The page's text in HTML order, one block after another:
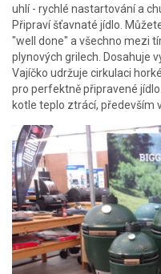
uhlí - rychlé nastartování a
Připraví šťavnaté jídlo.
"well done" a všechno mezi
plynových grilech. Dosahuje
Vajíčko udržuje cirkulaci
pro perfektně připravené
kotle teplo ztrácí, především